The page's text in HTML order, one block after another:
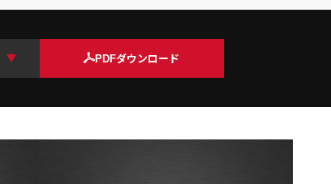
PDFダウンロード